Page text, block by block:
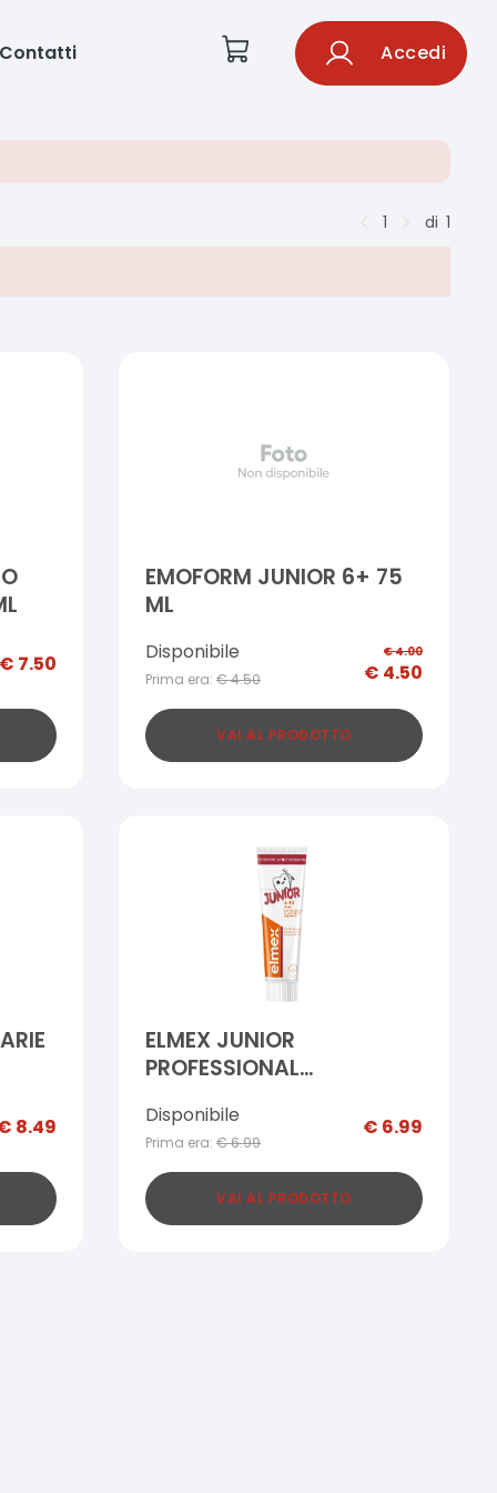
Contatti Accedi
1 di 1
€ 7.50
EMOFORM JUNIOR 6+ 75
ML
Disponibile
Prima era: €4.50
€4.00
€ 4.50
VAI AL PRODOTTO
8.49
ELMEX JUNIOR
PROFESSIONAL
Disponibile
Prima era: €6.99
€ 6.99
VAI AL PRODOTTO